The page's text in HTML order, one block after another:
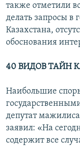
также отметили
делать запросы в
Казахстана,
обоснования
40 ВИДОВ ТАЙН
Наибольшие
депутат
заявил: «На
содержит все